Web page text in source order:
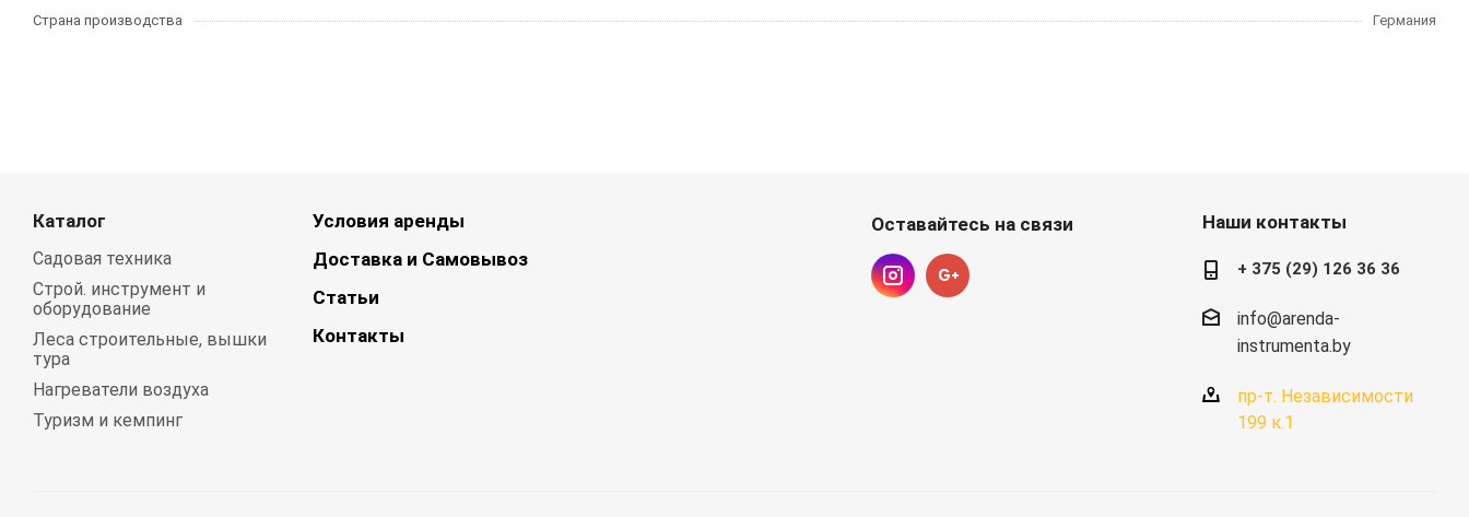
Страна производства
Германия
Каталог
Садовая техника
Строй. инструмент и
оборудование
Леса строительные, вышки
тура
Нагреватели воздуха
Туризм и кемпинг
Условия аренды
Доставка и Самовывоз
Статьи
Контакты
Оставайтесь на связи Наши контакты
+ 375 (29) 126 36 36
info@arenda-
instrumenta.by
пр-т. Независимости
199 к.1